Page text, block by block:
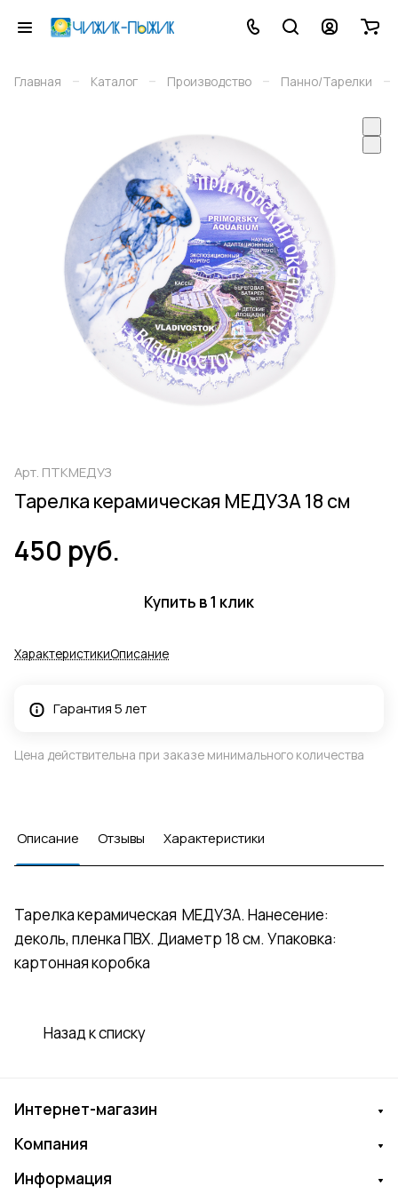
Главная – Каталог – Производство – Панно/Тарелки –
Арт. ПТКМЕДУЗ
Тарелка керамическая МЕДУЗА 18 см
450 руб.
Купить в 1 клик
ХарактеристикиОписание
Гарантия 5 лет
Цена действительна при заказе минимального количества
Описание Отзывы Характеристики
Тарелка керамическая МЕДУЗА. Нанесение:
деколь, пленка ПВХ. Диаметр 18 см. Упаковка:
картонная коробка
Назад к списку
Интернет-магазин
Компания
Информация